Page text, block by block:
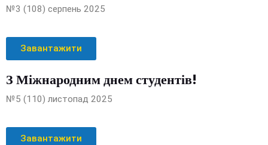
№3 (108) серпень 2025
Завантажити
З Міжнародним днем студентів!
№5 (110) листопад 2025
Завантажити